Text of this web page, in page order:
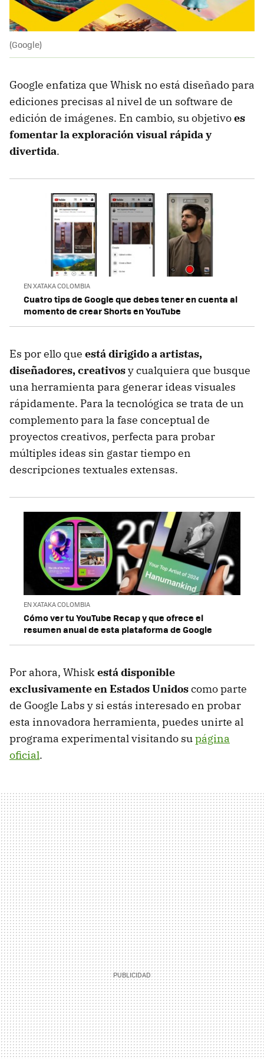
(Google)
Google enfatiza que Whisk no está diseñado para
ediciones precisas al nivel de un software de
edición de imágenes. En cambio, su objetivoes
fomentar la exploración visual rápida y
divertida.
EN XATAKA COLOMBIA
Cuatro tips de Google que debes tener en cuenta al
momento de crear Shorts en YouTube
Es por ello que está dirigido a artistas,
diseñadores, creativosy cualquiera que busque
una herramienta para generar ideas visuales
rápidamente. Para la tecnológica se trata de un
complemento para la fase conceptual de
proyectos creativos, perfecta para probar
múltiples ideas sin gastar tiempo en
descripciones textuales extensas.
EN XATAKA COLOMBIA
Cómo ver tu YouTube Recap y que ofrece el
resumen anual de esta plataforma de Google
Por ahora, Whiskestá disponible
exclusivamente en Estados Unidoscomo parte
de Google Labs y si estás interesado en probar
esta innovadora herramienta, puedes unirte al
programa experimental visitando supágina
oficial.